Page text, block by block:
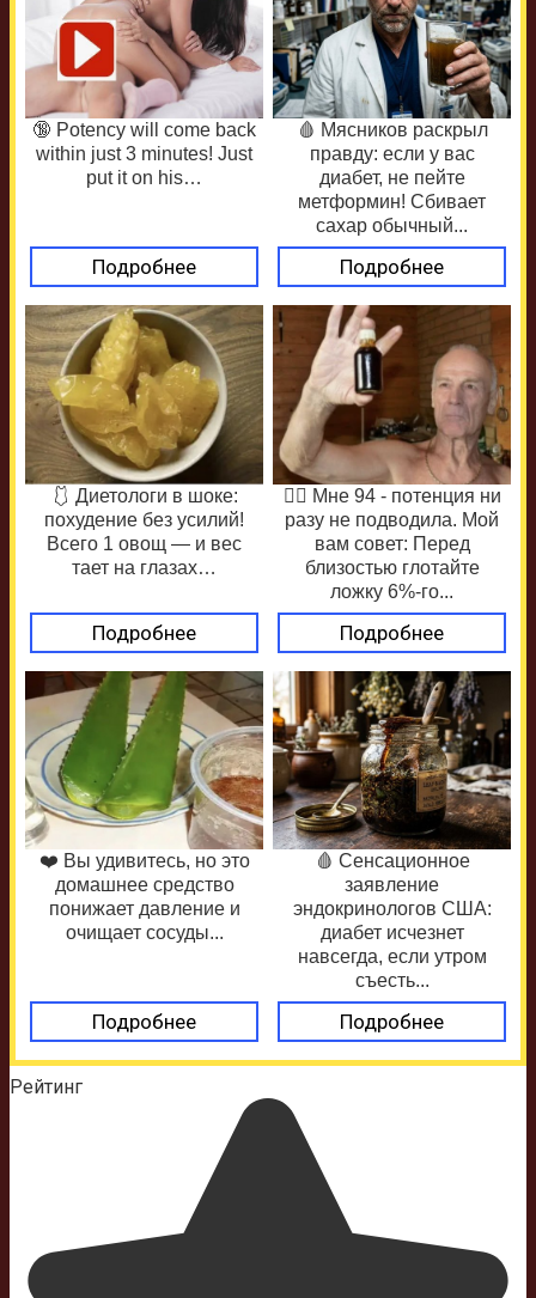
🔞 Potency will come back
within just 3 minutes! Just
put it on his…
Подробнее
🩸 Мясников раскрыл
правду: если у вас
диабет, не пейте
метформин! Сбивает
сахар обычный...
Подробнее
🩱 Диетологи в шоке:
похудение без усилий!
Всего 1 овощ — и вес
тает на глазах…
Подробнее
❤️‍🔥 Мне 94 - потенция ни
разу не подводила. Мой
вам совет: Перед
близостью глотайте
ложку 6%-го...
Подробнее
❤️ Вы удивитесь, но это
домашнее средство
понижает давление и
очищает сосуды...
Подробнее
🩸 Сенсационное
заявление
эндокринологов США:
диабет исчезнет
навсегда, если утром
съесть...
Подробнее
Рейтинг